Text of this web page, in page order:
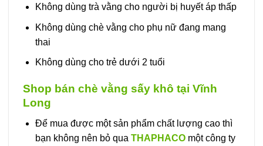
Không dùng trà vằng cho người bị huyết áp thấp
Không dùng chè vằng cho phụ nữ đang mang
thai
Không dùng cho trẻ dưới 2 tuổi
Shop bán chè vằng sấy khô tại Vĩnh
Long
Để mua được một sản phẩm chất lượng cao thì
bạn không nên bỏ qua THAPHACO một công ty